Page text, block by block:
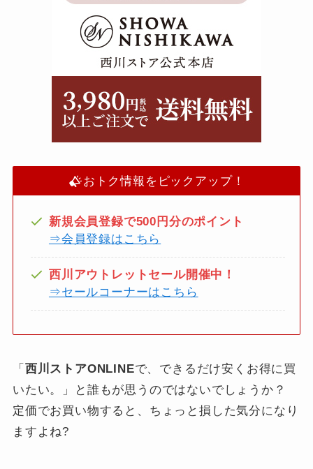
おトク情報をピックアップ！
新規会員登録で500円分のポイント
⇒会員登録はこちら
西川アウトレットセール開催中！
⇒セールコーナーはこちら
「 西川ストアONLINEで、できるだけ安くお得に買
いたい。」と誰もが思うのではないでしょうか？
定価でお買い物すると、ちょっと損した気分になり
ますよね?